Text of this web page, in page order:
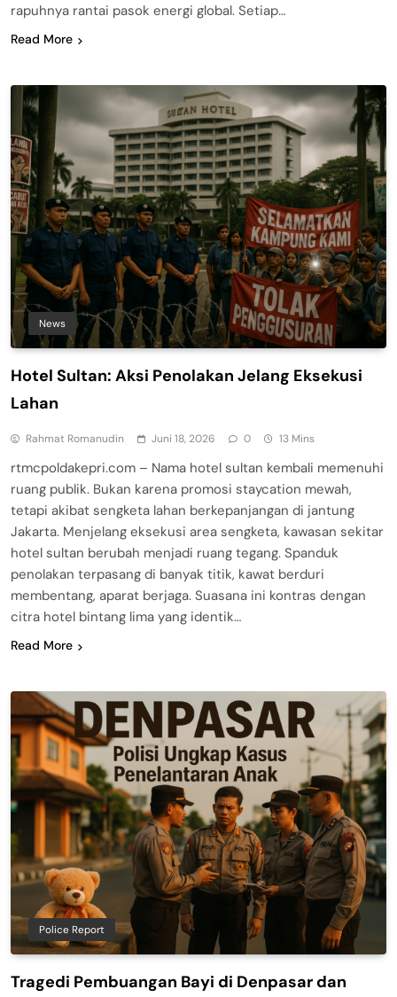
rapuhnya rantai pasok energi global. Setiap…
Read More
News
Hotel Sultan: Aksi Penolakan Jelang Eksekusi
Lahan
Rahmat Romanudin Juni 18, 2026 0 13 Mins
rtmcpoldakepri.com – Nama hotel sultan kembali memenuhi
ruang publik. Bukan karena promosi staycation mewah,
tetapi akibat sengketa lahan berkepanjangan di jantung
Jakarta. Menjelang eksekusi area sengketa, kawasan sekitar
hotel sultan berubah menjadi ruang tegang. Spanduk
penolakan terpasang di banyak titik, kawat berduri
membentang, aparat berjaga. Suasana ini kontras dengan
citra hotel bintang lima yang identik…
Read More
Police Report
Tragedi Pembuangan Bayi di Denpasar dan